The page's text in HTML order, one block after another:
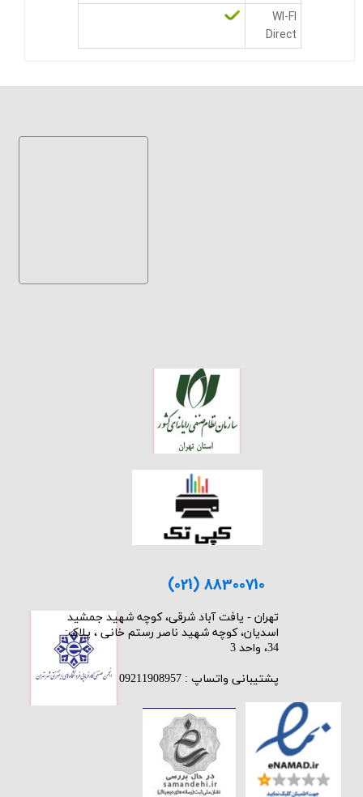
WI-FI
Direct
(021) 88300710
​تهران - یافت آباد شرقی، کوچه شهید جمشید
اسدیان، کوچه شهید ناصر رستم خانی ، پلاک:
34، واحد 3
پشتیبانی واتساپ : 09211908957